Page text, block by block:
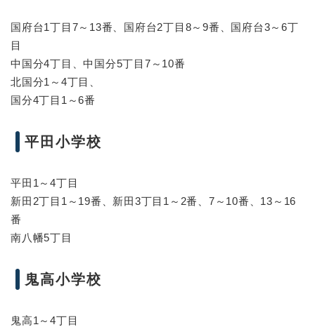
国府台1丁目7～13番、国府台2丁目8～9番、国府台3～6丁
目
中国分4丁目、中国分5丁目7～10番
北国分1～4丁目、
国分4丁目1～6番
平田小学校
平田1～4丁目
新田2丁目1～19番、新田3丁目1～2番、7～10番、13～16
番
南八幡5丁目
鬼高小学校
鬼高1～4丁目